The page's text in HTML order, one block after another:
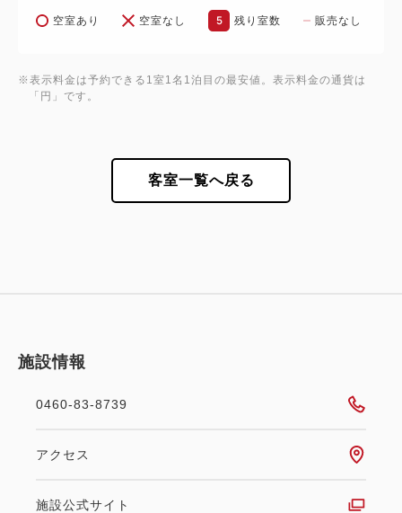
空室あり 空室なし 5 残り室数 販売なし
※表示料金は予約できる1室1名1泊目の最安値。表示料金の通貨は
「円」です。
客室一覧へ戻る
施設情報
0460-83-8739
アクセス
施設公式サイト